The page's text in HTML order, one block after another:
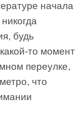
начала
будь
то момент
переулке,
что